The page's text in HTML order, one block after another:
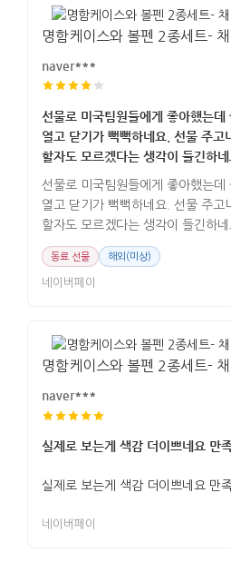
명함케이스와 볼펜 2종세트-
naver***
선물로 미국팀원들에게 좋아했는데
열고 닫기가 뻑뻑하네요. 선물 주고
할자도 모르겠다는 생각이 들긴하네
선물로 미국팀원들에게 좋아했는데
열고 닫기가 뻑뻑하네요. 선물 주고
할자도 모르겠다는 생각이 들긴하네
동료 선물 해외(미상)
네이버페이
명함케이스와 볼펜 2종세트-
naver***
실제로 보는게 색감 더이쁘네요 만
실제로 보는게 색감 더이쁘네요 만
네이버페이